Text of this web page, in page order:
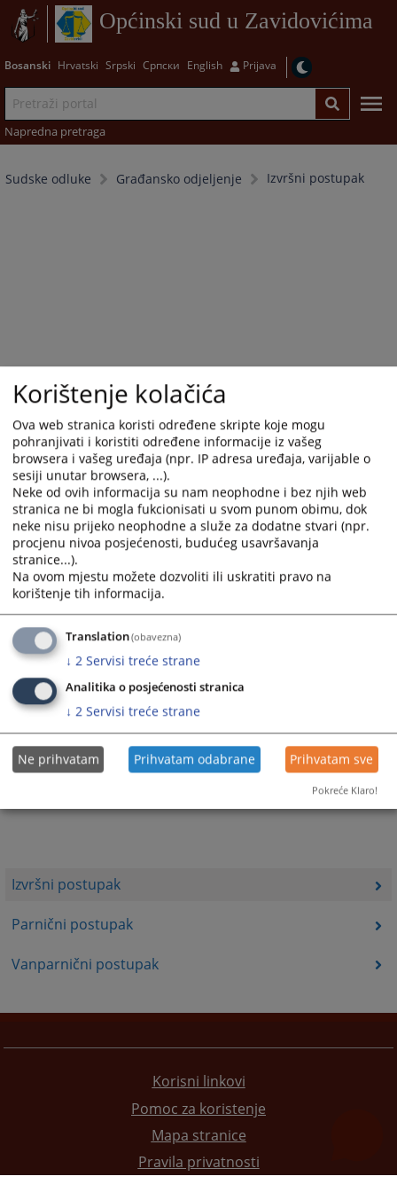
Općinski sud u Zavidovićima
Bosanski Hrvatski Srpski Српски English Prijava
Napredna pretraga
Sudske odluke Građansko odjeljenje Izvršni postupak
Izvršni postupak
Parnični postupak
Vanparnični postupak
Trenutno nema vijesti
Korisni linkovi
Pomoc za koristenje
Mapa stranice
Pravila privatnosti
Korištenje kolačića
Ova web stranica koristi određene skripte koje mogu
pohranjivati i koristiti određene informacije iz vašeg
browsera i vašeg uređaja (npr. IP adresa uređaja, varijable o
sesiji unutar browsera, ...).
Neke od ovih informacija su nam neophodne i bez njih web
stranica ne bi mogla fukcionisati u svom punom obimu, dok
neke nisu prijeko neophodne a služe za dodatne stvari (npr.
procjenu nivoa posjećenosti, budućeg usavršavanja
stranice...).
Na ovom mjestu možete dozvoliti ili uskratiti pravo na
korištenje tih informacija.
Translation(obavezna)
↓ 2 Servisi treće strane
Analitika o posjećenosti stranica
↓ 2 Servisi treće strane
Ne prihvatam Prihvatam odabrane Prihvatam sve
Pokreće Klaro!